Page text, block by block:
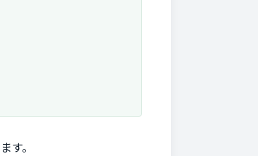
す。